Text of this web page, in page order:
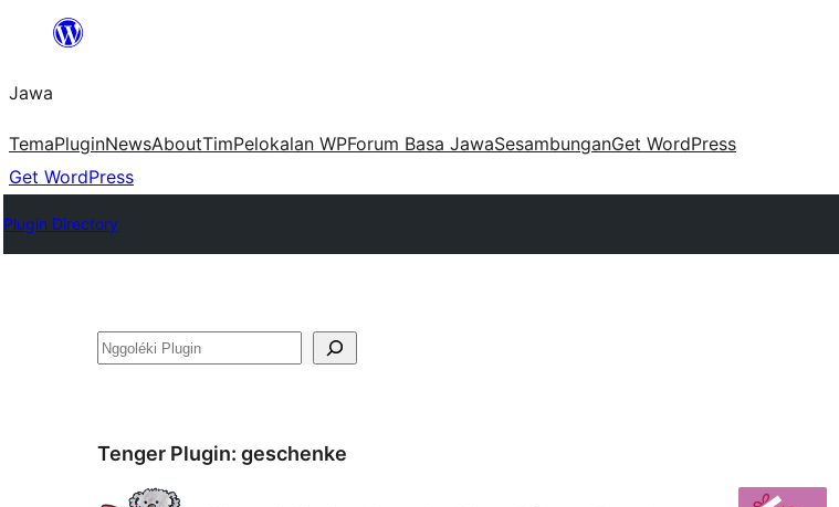
content
Jawa
TemaPluginNewsAboutTimPelokalan WPForum Basa JawaSesambunganGet WordPress
Get WordPress
Plugin Directory
Nggoléki
Tenger Plugin: geschenke